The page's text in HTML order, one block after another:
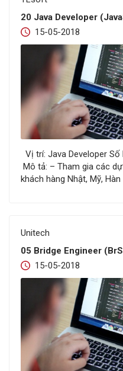
20 Java Developer
15-05-2018
Vị trí: Java Developer
Mô tả: – Tham gia các
khách hàng Nhật, Mỹ,
Unitech
05 Bridge Engineer
15-05-2018